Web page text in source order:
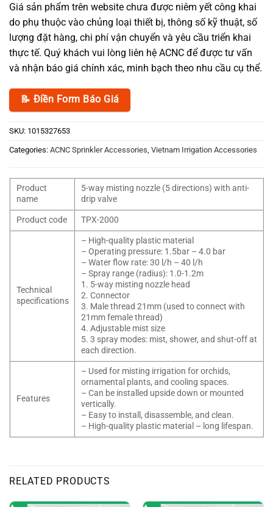
Giá sản phẩm trên website chưa được niêm yết công khai
do phụ thuộc vào chủng loại thiết bị, thông số kỹ thuật, số
lượng đặt hàng, chi phí vận chuyển và yêu cầu triển khai
thực tế. Quý khách vui lòng liên hệ ACNC để được tư vấn
và nhận báo giá chính xác, minh bạch theo nhu cầu cụ thể.
📝 Điền Form Báo Giá
SKU: 1015327653
Categories: ACNC Sprinkler Accessories Vietnam Irrigation Accessories
Product
name
5-way misting nozzle (5 directions) with anti-
drip valve
Product code
TPX-2000
Technical
specifications
– High-quality plastic material
– Operating pressure: 1.5bar – 4.0 bar
– Water flow rate: 30 l/h – 40 l/h
– Spray range (radius): 1.0-1.2m
1. 5-way misting nozzle head
2. Connector
3. Male thread 21mm (used to connect with
21mm female thread)
4. Adjustable mist size
5. 3 spray modes: mist, shower, and shut-off at
each direction.
Features
– Used for misting irrigation for orchids,
ornamental plants, and cooling spaces.
– Can be installed upside down or mounted
vertically.
– Easy to install, disassemble, and clean.
– High-quality plastic material – long lifespan.
RELATED PRODUCTS